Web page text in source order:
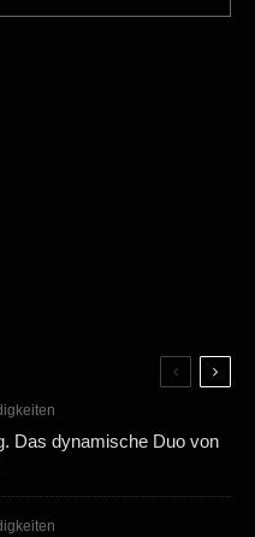
Das dynamische Duo von